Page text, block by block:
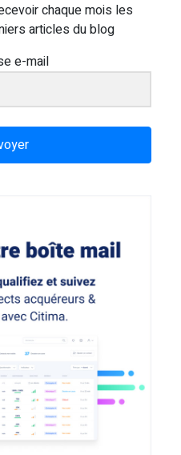
chaque mois les
articles du blog
e-mail